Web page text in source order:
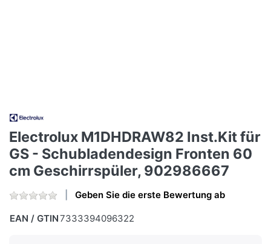
Electrolux M1DHDRAW82 Inst.Kit für
GS - Schubladendesign Fronten 60
cm Geschirrspüler, 902986667
Geben Sie die erste Bewertung ab
EAN / GTIN7333394096322